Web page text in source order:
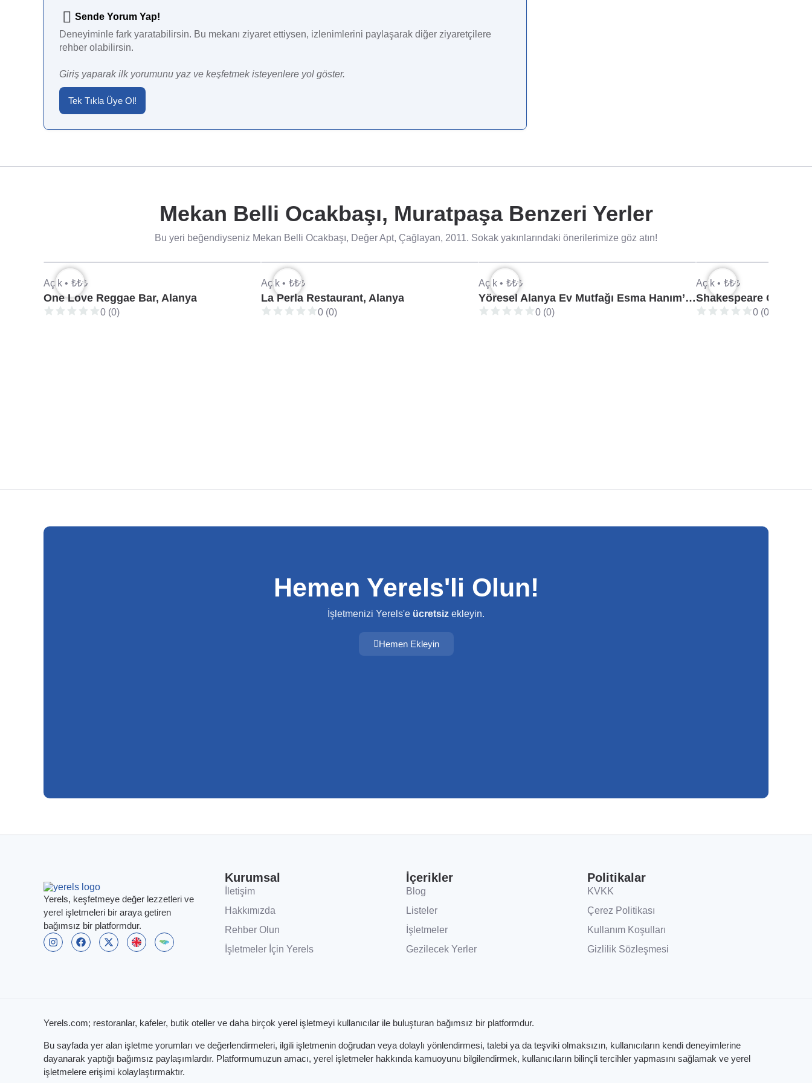
Sende Yorum Yap!
Deneyiminle fark yaratabilirsin. Bu mekanı ziyaret ettiysen, izlenimlerini paylaşarak diğer ziyaretçilere
rehber olabilirsin.
Giriş yaparak ilk yorumunu yaz ve keşfetmek isteyenlere yol göster.
Tek Tıkla Üye Ol!
Mekan Belli Ocakbaşı, Muratpaşa Benzeri Yerler
Bu yeri beğendiyseniz Mekan Belli Ocakbaşı, Değer Apt, Çağlayan, 2011. Sokak yakınlarındaki önerilerimize göz atın!
Açık • ₺₺₺
One Love Reggae Bar, Alanya
0 (0)
Açık • ₺₺₺
La Perla Restaurant, Alanya
0 (0)
Açık • ₺₺₺
Yöresel Alanya Ev Mutfağı Esma Hanım’ın Yeri, Alanya
0 (0)
Açık • ₺₺₺
Shakespeare Coffee
0 (0)
Hemen Yerels'li Olun!
İşletmenizi Yerels'e ücretsiz ekleyin.
Hemen Ekleyin
Yerels, keşfetmeye değer lezzetleri ve
yerel işletmeleri bir araya getiren
bağımsız bir platformdur.
Kurumsal
İletişim
Hakkımızda
Rehber Olun
İşletmeler İçin Yerels
İçerikler
Blog
Listeler
İşletmeler
Gezilecek Yerler
Politikalar
KVKK
Çerez Politikası
Kullanım Koşulları
Gizlilik Sözleşmesi
Yerels.com; restoranlar, kafeler, butik oteller ve daha birçok yerel işletmeyi kullanıcılar ile buluşturan bağımsız bir platformdur.
Bu sayfada yer alan işletme yorumları ve değerlendirmeleri, ilgili işletmenin doğrudan veya dolaylı yönlendirmesi, talebi ya da teşviki olmaksızın, kullanıcıların kendi deneyimlerine
dayanarak yaptığı bağımsız paylaşımlardır. Platformumuzun amacı, yerel işletmeler hakkında kamuoyunu bilgilendirmek, kullanıcıların bilinçli tercihler yapmasını sağlamak ve yerel
işletmelere erişimi kolaylaştırmaktır.